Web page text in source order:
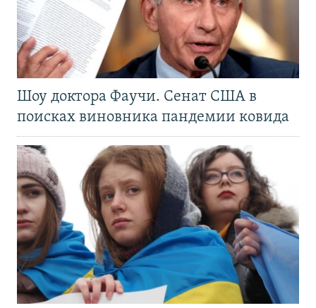
Шоу доктора Фаучи. Сенат США в
поисках виновника пандемии ковида